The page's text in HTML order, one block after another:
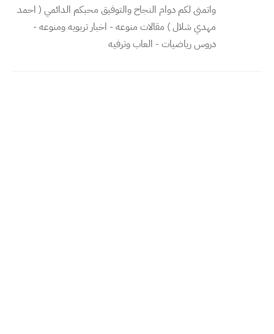
واتمنى لكم دوام النجاح والتوفيق محبكم الدائمي ( احمد
مهدي شلال ) مقالات منوعه - اخبار تربويه ومنوعه -
دروس رياضيات - العاب وترفيه